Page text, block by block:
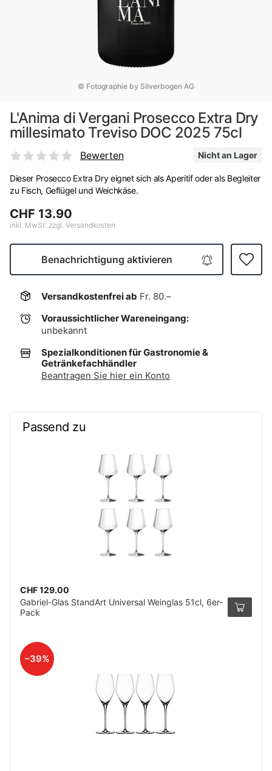
© Fotographie by Silverbogen AG
L'Anima di Vergani Prosecco Extra Dry
millesimato Treviso DOC 2025 75cl
Bewerten Nicht an Lager
Dieser Prosecco Extra Dry eignet sich als Aperitif oder als Begleiter
zu Fisch, Geflügel und Weichkäse.
CHF 13.90
inkl. MwSt. zzgl. Versandkosten
Benachrichtigung aktivieren
Versandkostenfrei ab Fr. 80.–
Voraussichtlicher Wareneingang:
unbekannt
Spezialkonditionen für Gastronomie &
Getränkefachhändler
Beantragen Sie hier ein Konto
Passend zu
CHF 129.00
Gabriel-Glas StandArt Universal Weinglas 51cl, 6er-
Pack
–39%